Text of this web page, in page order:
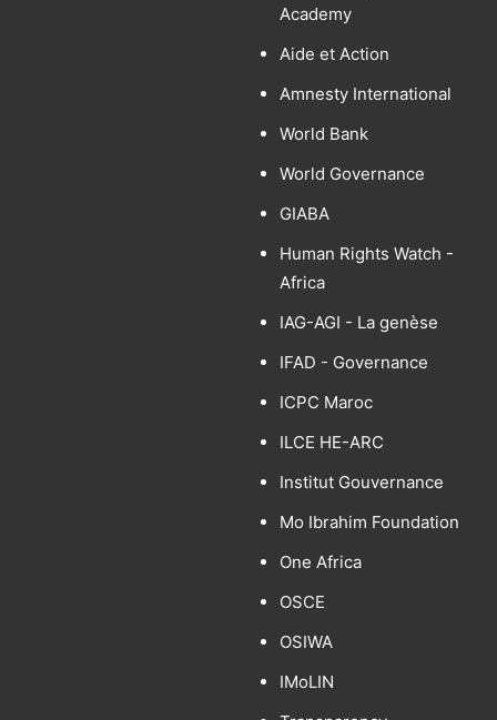
Academy
Aide et Action
Amnesty International
World Bank
World Governance
GIABA
Human Rights Watch -
Africa
IAG-AGI - La genèse
IFAD - Governance
ICPC Maroc
ILCE HE-ARC
Institut Gouvernance
Mo Ibrahim Foundation
One Africa
OSCE
OSIWA
IMoLIN